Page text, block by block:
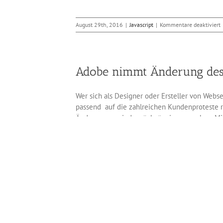
August 29th, 2016 | Javascript | Kommentare deaktiviertfür
Adobe nimmt Änderung
Wer sich als Designer oder Ersteller von
passend auf die zahlreichen
Änderungen wieder rückgängig zu machen.